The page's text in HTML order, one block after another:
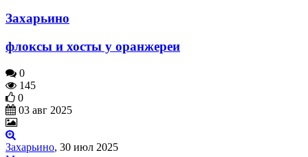
Захарьино
флоксы и хосты у оранжереи
0
145
0
03 авг 2025
Захарьино, 30 июл 2025